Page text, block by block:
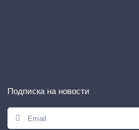
Подписка на новости